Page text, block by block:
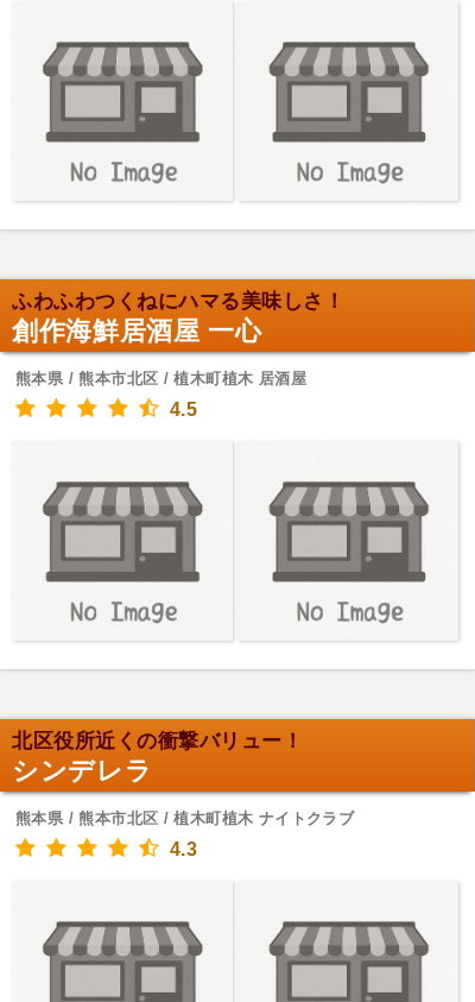
ふわふわつくねにハマる美味しさ！
創作海鮮居酒屋 一心
熊本県 / 熊本市北区 / 植木町植木 居酒屋
4.5
北区役所近くの衝撃バリュー！
シンデレラ
熊本県 / 熊本市北区 / 植木町植木 ナイトクラブ
4.3